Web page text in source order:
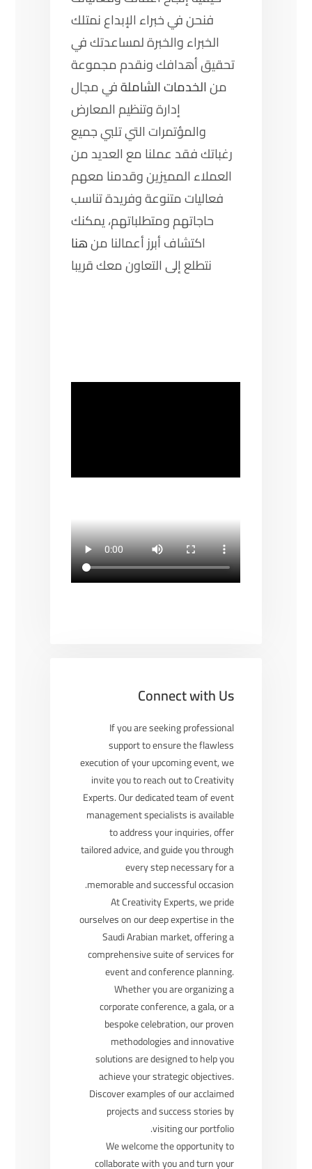
فنحن في خبراء الإبداع نمتلك
الخبراء والخبرة لمساعدتك في
تحقيق أهدافك ونقدم مجموعة
منالخدمات الشاملةفي مجال
إدارة وتنظيم المعارض
والمؤتمرات التي تلبي جميع
رغباتك فقد عملنا مع العديد من
العملاء المميزين وقدمنا معهم
فعاليات متنوعة وفريدة تناسب
حاجاتهم ومتطلباتهم، يمكنك
اكتشاف أبرز أعمالنا منهنا
نتطلع إلى التعاون معك قريبا
Connect with Us
If you are seeking professional
support to ensure the flawless
execution of your upcoming event, we
invite you to reach out to Creativity
Experts. Our dedicated team of event
management specialists is available
to address your inquiries, offer
tailored advice, and guide you through
every step necessary for a
memorable and successful occasion.
At Creativity Experts, we pride
ourselves on our deep expertise in the
Saudi Arabian market, offering a
comprehensive suite of services for
event and conference planning.
Whether you are organizing a
corporate conference, a gala, or a
bespoke celebration, our proven
methodologies and innovative
solutions are designed to help you
achieve your strategic objectives.
Discover examples of our acclaimed
projects and success stories by
visiting our portfolio.
We welcome the opportunity to
collaborate with you and turn your